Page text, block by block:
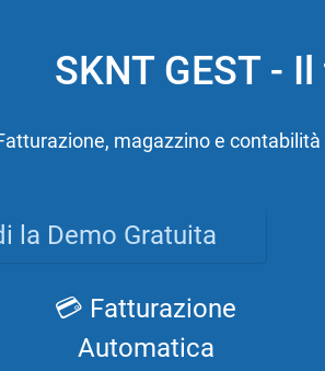
SKNT GEST -
magazzino e
la Demo Gratuita
💳 Fatturazione
Automatica